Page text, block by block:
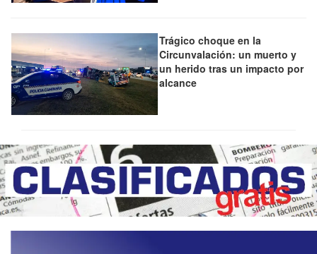
Trágico choque en la
Circunvalación: un muerto y
un herido tras un impacto por
alcance